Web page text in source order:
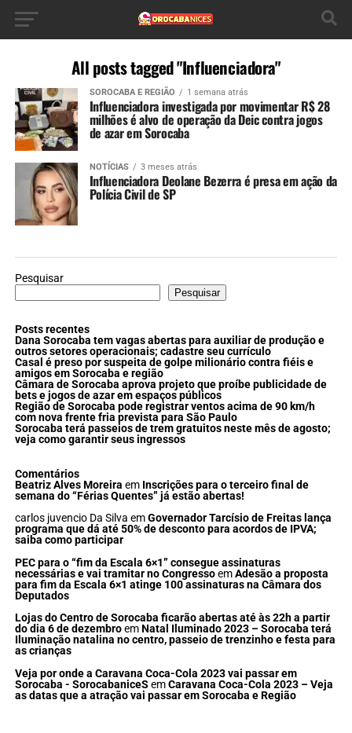
All posts tagged "Influenciadora"
SOROCABA E REGIÃO 1 semana atrás
Influenciadora investigada por movimentar R$ 28
milhões é alvo de operação da Deic contra jogos
de azar em Sorocaba
NOTÍCIAS 3 meses atrás
Influenciadora Deolane Bezerra é presa em ação da
Polícia Civil de SP
Pesquisar
Pesquisar
Posts recentes
Dana Sorocaba tem vagas abertas para auxiliar de produção e
outros setores operacionais; cadastre seu currículo
Casal é preso por suspeita de golpe milionário contra fiéis e
amigos em Sorocaba e região
Câmara de Sorocaba aprova projeto que proíbe publicidade de
bets e jogos de azar em espaços públicos
Região de Sorocaba pode registrar ventos acima de 90 km/h
com nova frente fria prevista para São Paulo
Sorocaba terá passeios de trem gratuitos neste mês de agosto;
veja como garantir seus ingressos
Comentários
Beatriz Alves Moreira em Inscrições para o terceiro final de
semana do “Férias Quentes” já estão abertas!
carlos juvencio Da Silva emGovernador Tarcísio de Freitas lança
programa que dá até 50% de desconto para acordos de IPVA;
saiba como participar
PEC para o “fim da Escala 6×1” consegue assinaturas
necessárias e vai tramitar no CongressoemAdesão a proposta
para fim da Escala 6×1 atinge 100 assinaturas na Câmara dos
Deputados
Lojas do Centro de Sorocaba ficarão abertas até às 22h a partir
do dia 6 de dezembroemNatal Iluminado 2023 – Sorocaba terá
Iluminação natalina no centro, passeio de trenzinho e festa para
as crianças
Veja por onde a Caravana Coca-Cola 2023 vai passar em
Sorocaba - SorocabaniceS emCaravana Coca-Cola 2023 – Veja
as datas que a atração vai passar em Sorocaba e Região